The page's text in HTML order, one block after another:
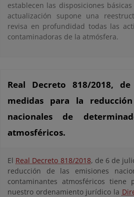
establecen las disposiciones
actualización supone una
revisa en profundidad todas las
contaminadoras de la atmósfera.
Real Decreto 818/2018,
medidas para la
nacionales de
atmosféricos.
El Real Decreto 818/2018, de 6 de
reducción de las emisiones
contaminantes atmosféricos
nuestro ordenamiento jurídico la